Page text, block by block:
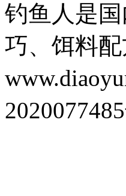
钓鱼人是
巧、饵料